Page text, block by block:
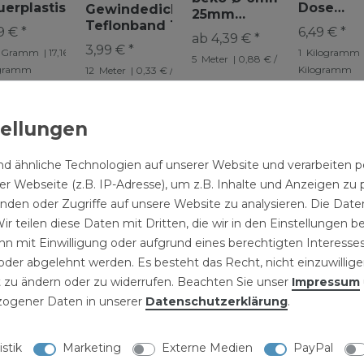
€ *
Gramm | 17,16 € /
Gewindedichtband
Teflonband 12m
3,99 € *
12 Meter | 0,33 € / Meter
25mm
Fugenfüllprofil
Rundprofil aus PE
Schaum PE
Rundschnur
ab 4,39 € *
5 Meter | 0,88 € / Meter
Dose
6,49 € *
1 Kilogramm
Kilogramm
DATEN
Rolle
ähnliche Technologien auf unserer Website und verarbeiten
Webseite (z.B. IP-Adresse), um z.B. Inhalte und Anzeigen zu
oder Zugriffe auf unsere Website zu analysieren. Die
teilen diese Daten mit Dritten, die wir in den Einstellungen
mit Einwilligung oder aufgrund eines berechtigten
abgelehnt werden. Es besteht das Recht, nicht
ändern oder zu widerrufen. Beachten Sie unser Impressum
Daten in unserer Daten­schutz­erklärung.
Marketing Externe Medien PayPal